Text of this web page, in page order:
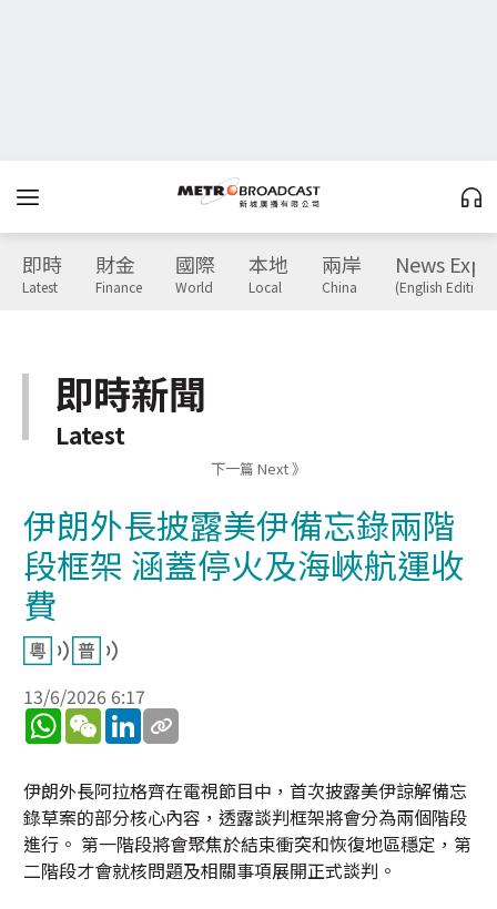
即時
Latest
財金
Finance
國際
World
本地
Local
兩岸
China
News
(English Edition)
即時新聞
Latest
下一篇 Next 》
伊朗外長披露美伊備忘錄兩階
段框架 涵蓋停火及海峽航運收
費
13/6/2026 6:17
WhatsApp
WeChatLinkedIn
伊朗外長阿拉格齊在電視節目中，首次披露美伊諒解備忘
錄草案的部分核心內容，透露談判框架將會分為兩個階段
進行。 第一階段將會聚焦於結束衝突和恢復地區穩定，第
二階段才會就核問題及相關事項展開正式談判。